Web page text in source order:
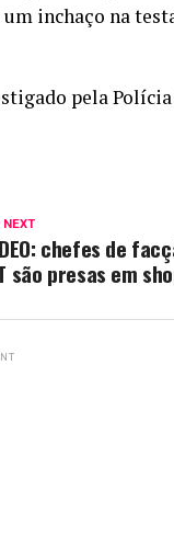
inchaço na
pela
NEXT
chefes de
são presas em